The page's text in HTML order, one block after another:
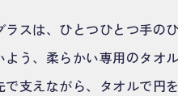
スは、ひとつひとつ手の
う、柔らかい専用のタオ
支えながら、タオルで円